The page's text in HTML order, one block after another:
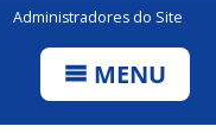
Administradores do Site
MENU